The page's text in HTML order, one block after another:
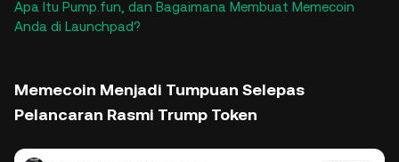
Apa Itu Pump.fun, dan Bagaimana Membuat Memecoin
Anda di Launchpad?
Memecoin Menjadi Tumpuan Selepas
Pelancaran Rasmi Trump Token